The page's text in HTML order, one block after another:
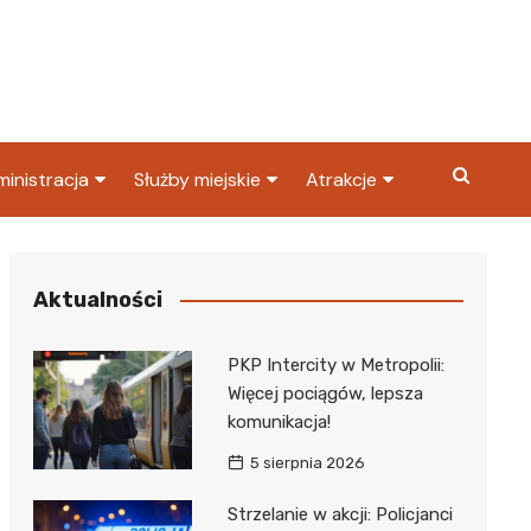
Skarbowy
Służby miejskie
Policja
Atrakcje
Aktualności
PKP Intercity w Metropolii:
Więcej pociągów, lepsza
komunikacja!
5 sierpnia 2026
Strzelanie w akcji: Policjanci